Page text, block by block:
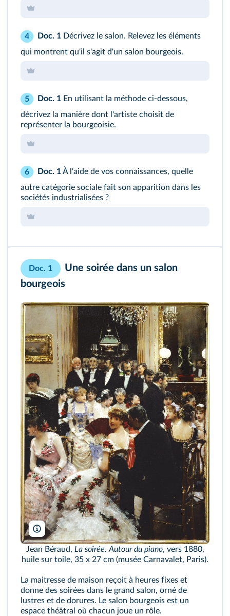
4 Doc. 1 Décrivez le salon. Relevez les éléments
qui montrent qu'il s'agit d'un salon bourgeois.
5 Doc. 1 En utilisant la méthode ci-dessous,
décrivez la manière dont l'artiste choisit de
représenter la bourgeoisie.
6 Doc. 1À l'aide de vos connaissances, quelle
autre catégorie sociale fait son apparition dans les
sociétés industrialisées ?
Doc. 1
Une soirée dans un salon
bourgeois
E. Lessing/AKG
Jean Béraud, La soirée. Autour du piano, vers 1880,
huile sur toile, 35 x 27 cm (musée Carnavalet, Paris).
La maitresse de maison reçoit à heures fixes et
donne des soirées dans le grand salon, orné de
lustres et de dorures. Le salon bourgeois est un
espace théâtral où chacun joue un rôle.